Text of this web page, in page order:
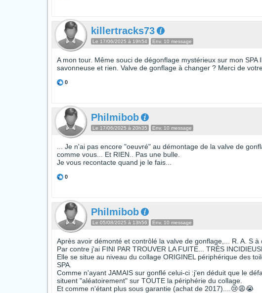
killertracks73
Le 17/06/2025 à 19h54 Env. 10 message
A mon tour. Même souci de dégonflage mystérieux sur mon
savonneuse et rien. Valve de gonflage à changer ? Merci de
0
Philmibob
Le 17/06/2025 à 20h35 Env. 10 message
... Je n'ai pas encore "oeuvré" au démontage de la valve de
comme vous... Et RIEN.. Pas une bulle.
Je vous recontacte quand je le fais...
0
Philmibob
Le 05/08/2025 à 13h56 Env. 10 message
Après avoir démonté et contrôlé la valve de gonflage,... R. A. S à
Par contre j'ai FINI PAR TROUVER LA FUITE... TRÈS
Elle se situe au niveau du collage ORIGINEL périphérique des
SPA.
Comme n'ayant JAMAIS sur gonflé celui-ci :j'en déduit que le
situent "aléatoirement" sur TOUTE la périphérie du collage.
Et comme n'étant plus sous garantie (achat de 2017)....😢😩😭